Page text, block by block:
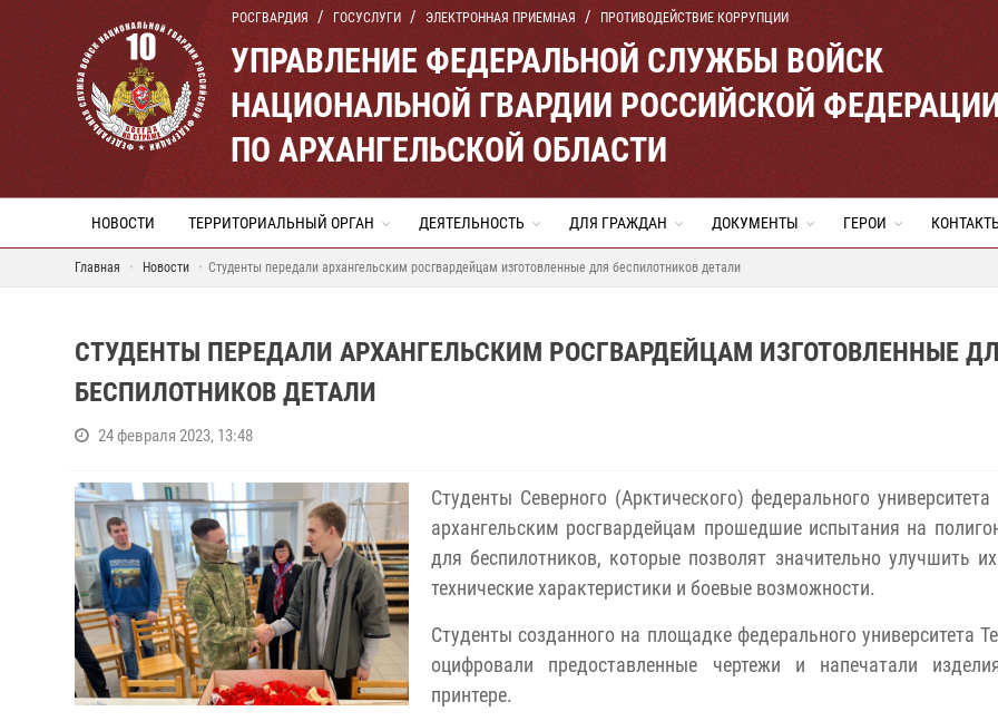
РОСГВАРДИЯ ГОСУСЛУГИ ЭЛЕКТРОННАЯ ПРИЕМНАЯ ПРОТИВОДЕЙСТВИЕ КОРРУПЦИИ
УПРАВЛЕНИЕ ФЕДЕРАЛЬНОЙ СЛУЖБЫ ВОЙСК
НАЦИОНАЛЬНОЙ ГВАРДИИ РОССИЙСКОЙ
ПО АРХАНГЕЛЬСКОЙ ОБЛАСТИ
НОВОСТИ ТЕРРИТОРИАЛЬНЫЙ ОРГАН ДЕЯТЕЛЬНОСТЬ ДЛЯ ГРАЖДАН ДОКУМЕНТЫ ГЕРОИ
Главная Новости Студенты передали архангельским росгвардейцам изготовленные для беспилотников детали
СТУДЕНТЫ ПЕРЕДАЛИ АРХАНГЕЛЬСКИМ РОСГВАРДЕЙЦАМ ИЗГОТОВЛЕННЫЕ
БЕСПИЛОТНИКОВ ДЕТАЛИ
24 февраля 2023, 13:48
Студенты Северного (Арктического) федерального университета
архангельским росгвардейцам прошедшие испытания на
для беспилотников, которые позволят значительно улучшить
технические характеристики и боевые возможности.
Студенты созданного на площадке федерального университета
оцифровали предоставленные чертежи и напечатали
принтере.